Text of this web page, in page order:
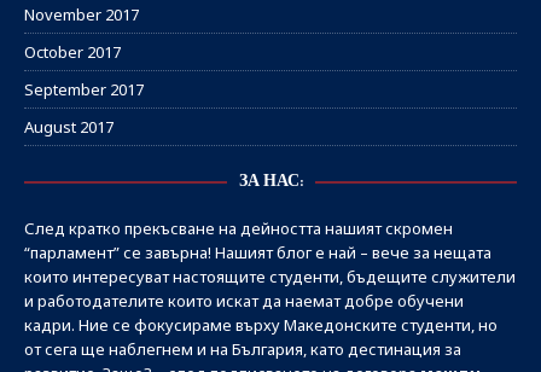
November 2017
October 2017
September 2017
August 2017
ЗА НАС:
След кратко прекъсване на дейността нашият скромен
“парламент” се завърна! Нашият блог е най – вече за нещата
които интересуват настоящите студенти, бъдещите служители
и работодателите които искат да наемат добре обучени
кадри. Ние се фокусираме върху Македонските студенти, но
от сега ще наблегнем и на България, като дестинация за